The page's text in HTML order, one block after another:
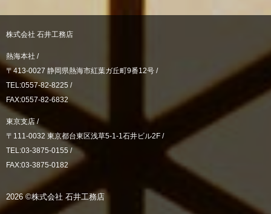
株式会社 石井工務店
熱海本社 /
〒413-0027 静岡県熱海市紅葉ガ丘町9番12号 /
TEL:0557-82-8225 /
FAX:0557-82-6832
東京支店 /
〒111-0032 東京都台東区浅草5-1-1石井ビル2F /
TEL:03-3875-0155 /
FAX:03-3875-0182
2026 ©株式会社 石井工務店